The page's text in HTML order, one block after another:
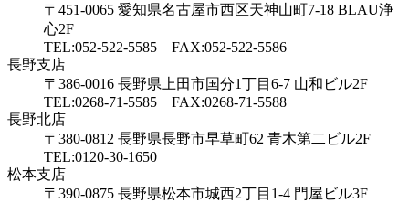
〒451-0065 愛知県名古屋市西区天神山町7-18 BLAU浄
心2F
TEL:052-522-5585 FAX:052-522-5586
長野支店
〒386-0016 長野県上田市国分1丁目6-7 山和ビル2F
TEL:0268-71-5585 FAX:0268-71-5588
長野北店
〒380-0812 長野県長野市早草町62 青木第二ビル2F
TEL:0120-30-1650
松本支店
〒390-0875 長野県松本市城西2丁目1-4 門屋ビル3F